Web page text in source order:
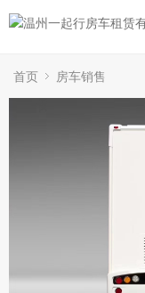
首页 房车销售